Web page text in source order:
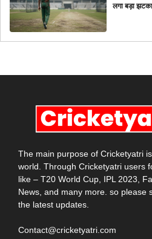
लगा बड़ा
The main purpose of Cricketyatri
world. Through Cricketyatri users
like – T20 World Cup, IPL 2023,
News, and many more. so please
the latest updates.
Contact@cricketyatri.com